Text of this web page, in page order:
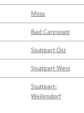
Mitte
Bad Cannstatt
Stuttgart Ost
Stuttgart West
Stuttgart-
Weilimdorf